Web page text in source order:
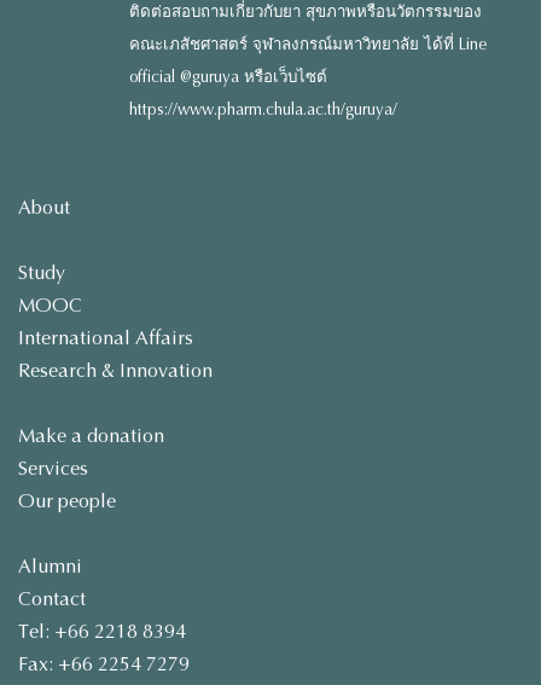
ติดต่อสอบถามเกี่ยวกับยา สุขภาพหรือนวัตกรรมของ
คณะเภสัชศาสตร์ จุฬาลงกรณ์มหาวิทยาลัย ได้ที่ Line
official @guruya หรือเว็บไซต์
https://www.pharm.chula.ac.th/guruya/
About
Study
MOOC
International Affairs
Research & Innovation
Make a donation
Services
Our people
Alumni
Contact
Tel: +66 2218 8394
Fax: +66 2254 7279